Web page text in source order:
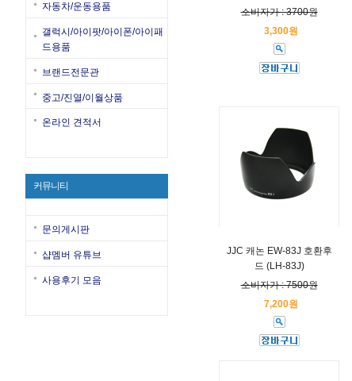
자동차/운동용품
갤럭시/아이팟/아이폰/아이패
드용품
브랜드전문관
중고/진열/이월상품
온라인 견적서
커뮤니티
문의게시판
샵멤버 유튜브
사용후기 모음
소비자가 : 3700원
3,300원
JJC 캐논 EW-83J 호환후
드 (LH-83J)
소비자가 : 7500원
7,200원